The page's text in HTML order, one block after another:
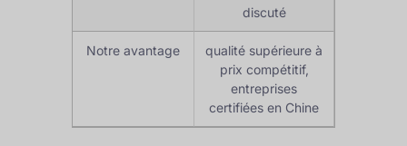
discuté
Notre avantage
qualité supérieure à
prix compétitif,
entreprises
certifiées en Chine